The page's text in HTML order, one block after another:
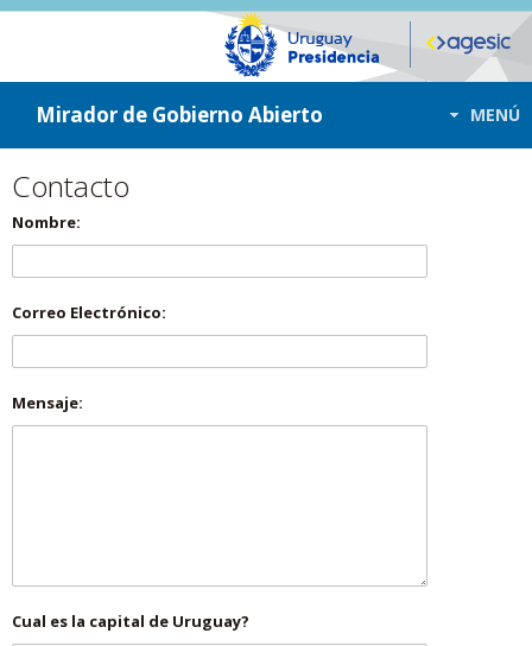
ir a contenido
ir al menú
Mirador de Gobierno Abierto MENÚ
Contacto
Nombre:
Correo Electrónico:
Mensaje:
Cual es la capital de Uruguay?